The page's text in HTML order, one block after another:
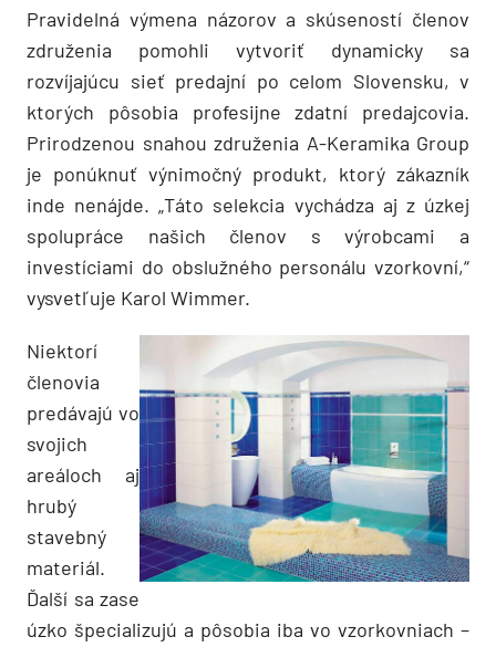
Pravidelná výmena názorov a skúseností členov
združenia pomohli vytvoriť dynamicky sa
rozvíjajúcu sieť predajní po celom Slovensku, v
ktorých pôsobia profesijne zdatní predajcovia.
Prirodzenou snahou združenia A-Keramika Group
je ponúknuť výnimočný produkt, ktorý zákazník
inde nenájde. „Táto selekcia vychádza aj z úzkej
spolupráce našich členov s výrobcami a
investíciami do obslužného personálu vzorkovní,“
vysvetľuje Karol Wimmer.
Niektorí
členovia
predávajú vo
svojich
areáloch aj
hrubý
stavebný
materiál.
Ďalší sa zase
úzko špecializujú a pôsobia iba vo vzorkovniach –